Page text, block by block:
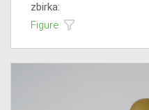
zbirka:
Figure